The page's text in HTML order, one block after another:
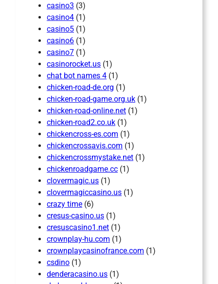
casino3 (3)
casino4 (1)
casino5 (1)
casino6 (1)
casino7 (1)
casinorocket.us (1)
chat bot names 4 (1)
chicken-road-de.org (1)
chicken-road-game.org.uk (1)
chicken-road-online.net (1)
chicken-road2.co.uk (1)
chickencross-es.com (1)
chickencrossavis.com (1)
chickencrossmystake.net (1)
chickenroadgame.cc (1)
clovermagic.us (1)
clovermagiccasino.us (1)
crazy time (6)
cresus-casino.us (1)
cresuscasino1.net (1)
crownplay-hu.com (1)
crownplaycasinofrance.com (1)
csdino (1)
denderacasino.us (1)